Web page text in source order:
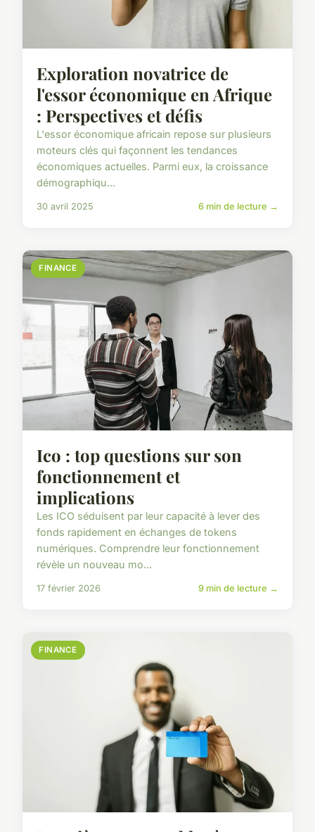
Exploration novatrice de
l'essor économique en Afrique
: Perspectives et défis
L'essor économique africain repose sur plusieurs
moteurs clés qui façonnent les tendances
économiques actuelles. Parmi eux, la croissance
démographiqu...
30 avril 2025 6 min de lecture →
FINANCE
Ico : top questions sur son
fonctionnement et
implications
Les ICO séduisent par leur capacité à lever des
fonds rapidement en échanges de tokens
numériques. Comprendre leur fonctionnement
révèle un nouveau mo...
17 février 2026 9 min de lecture →
FINANCE